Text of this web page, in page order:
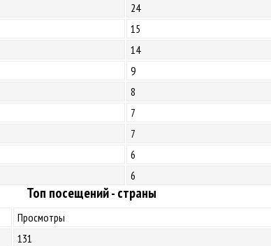
24
15
14
9
8
7
7
6
6
Топ посещений - страны
Просмотры
131